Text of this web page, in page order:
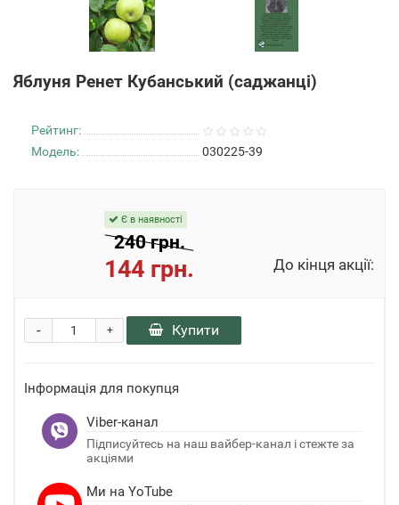
Яблуня Ренет Кубанський (саджанці)
Рейтинг:
Модель:
030225-39
Є в наявності
240 грн.
144 грн. До кінця акції:
+
- Купити
Інформація для покупця
Viber-канал
Підписуйтесь на наш вайбер-канал і стежте за
акціями
Ми на YoTube